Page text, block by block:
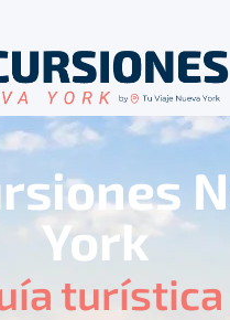
York
turística